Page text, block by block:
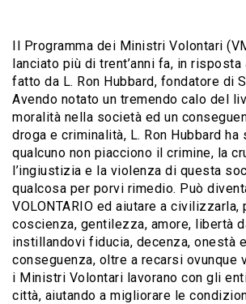
Il Programma dei Ministri Volontari
lanciato più di trent’anni fa, in risposta
fatto da L. Ron Hubbard, fondatore di
Avendo notato un tremendo calo del
moralità nella società ed un
droga e criminalità, L. Ron Hubbard ha
qualcuno non piacciono il crimine, la
l’ingiustizia e la violenza di questa
qualcosa per porvi rimedio. Può
VOLONTARIO ed aiutare a civilizzarla,
coscienza, gentilezza, amore, libertà
instillandovi fiducia, decenza, onestà
conseguenza, oltre a recarsi ovunque
i Ministri Volontari lavorano con gli
città, aiutando a migliorare le